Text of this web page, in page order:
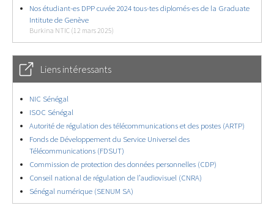
Nos étudiant-es DPP cuvée 2024 tous-tes diplomés-es de la Graduate
Intitute de Genève
Burkina NTIC (12 mars 2025)
Liens intéressants
NIC Sénégal
ISOC Sénégal
Autorité de régulation des télécommunications et des postes (ARTP)
Fonds de Développement du Service Universel des
Télécommunications (FDSUT)
Commission de protection des données personnelles (CDP)
Conseil national de régulation de l’audiovisuel (CNRA)
Sénégal numérique (SENUM SA)